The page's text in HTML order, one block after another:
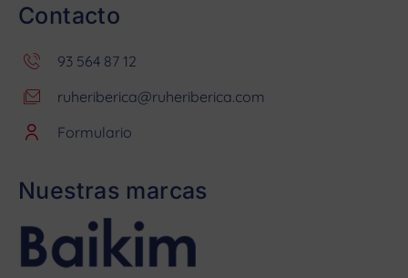
Contacto
93 564 87 12
ruheriberica@ruheriberica.com
Formulario
Nuestras marcas